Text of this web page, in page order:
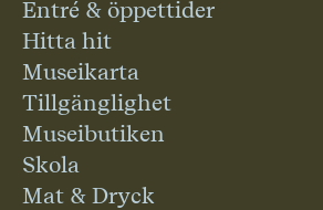
Entré & öppettider
Hitta hit
Museikarta
Tillgänglighet
Museibutiken
Skola
Mat & Dryck